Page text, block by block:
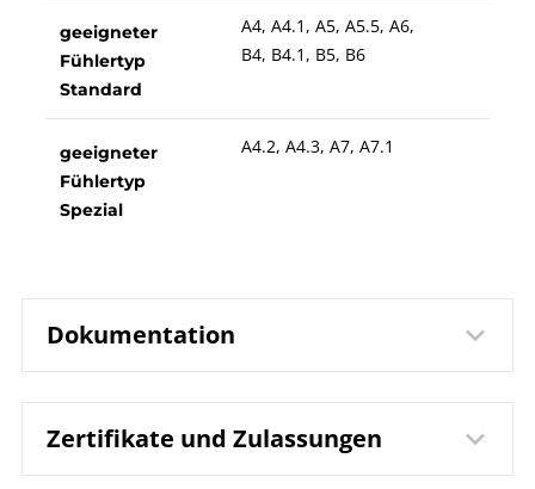
geeigneter
Fühlertyp
Standard
A4, A4.1, A5, A5.5, A6,
B4, B4.1, B5, B6
geeigneter
Fühlertyp
Spezial
A4.2, A4.3, A7, A7.1
Dokumentation
Datenblatt
DB 8.8120 Schutzrohr
SF5
Zertifikate und Zulassungen